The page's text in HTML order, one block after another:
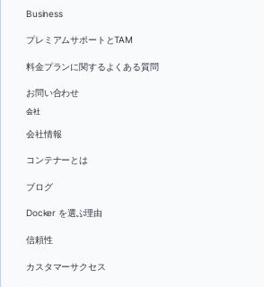
Business
プレミアムサポートとTAM
料金プランに関するよくある質問
お問い合わせ
会社
会社情報
コンテナーとは
ブログ
Docker を選ぶ理由
信頼性
カスタマーサクセス